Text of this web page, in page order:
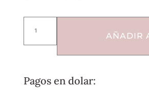
AÑADIR
Pagos en dolar: